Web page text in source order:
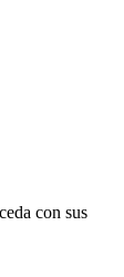
con sus